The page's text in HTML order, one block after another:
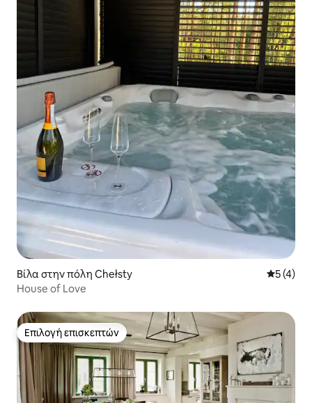
Βίλα στην πόλη Chełsty Μέση
5 (4)
House of Love
Επιλογή επισκεπτών
Επιλογή επισκεπτών